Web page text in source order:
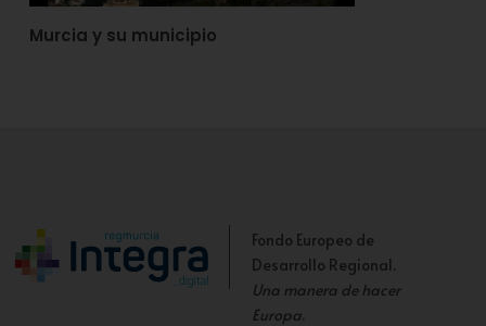
Murcia y su municipio
Fondo Europeo de
Desarrollo Regional.
Una manera de hacer
Europa.